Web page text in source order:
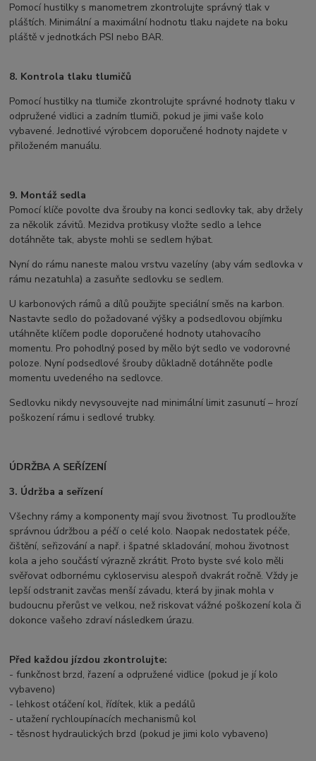
Pomocí hustilky s manometrem zkontrolujte správný tlak v
pláštích. Minimální a maximální hodnotu tlaku najdete na boku
pláště v jednotkách PSI nebo BAR.
8. Kontrola tlaku tlumičů
Pomocí hustilky na tlumiče zkontrolujte správné hodnoty tlaku v
odpružené vidlici a zadním tlumiči, pokud je jimi vaše kolo
vybavené. Jednotlivé výrobcem doporučené hodnoty najdete v
přiloženém manuálu.
9. Montáž sedla
Pomocí klíče povolte dva šrouby na konci sedlovky tak, aby držely
za několik závitů. Mezidva protikusy vložte sedlo a lehce
dotáhněte tak, abyste mohli se sedlem hýbat.
Nyní do rámu naneste malou vrstvu vazelíny (aby vám sedlovka v
rámu nezatuhla) a zasuňte sedlovku se sedlem.
U karbonových rámů a dílů použijte speciální směs na karbon.
Nastavte sedlo do požadované výšky a podsedlovou objímku
utáhněte klíčem podle doporučené hodnoty utahovacího
momentu. Pro pohodlný posed by mělo být sedlo ve vodorovné
poloze. Nyní podsedlové šrouby důkladně dotáhněte podle
momentu uvedeného na sedlovce.
Sedlovku nikdy nevysouvejte nad minimální limit zasunutí – hrozí
poškození rámu i sedlové trubky.
ÚDRŽBA A SEŘÍZENÍ
3. Údržba a seřízení
Všechny rámy a komponenty mají svou životnost. Tu prodloužíte
správnou údržbou a péčí o celé kolo. Naopak nedostatek péče,
čištění, seřizování a např. i špatné skladování, mohou životnost
kola a jeho součástí výrazně zkrátit. Proto byste své kolo měli
svěřovat odbornému cykloservisu alespoň dvakrát ročně. Vždy je
lepší odstranit zavčas menší závadu, která by jinak mohla v
budoucnu přerůst ve velkou, než riskovat vážné poškození kola či
dokonce vašeho zdraví následkem úrazu.
Před každou jízdou zkontrolujte:
- funkčnost brzd, řazení a odpružené vidlice (pokud je jí kolo
vybaveno)
- lehkost otáčení kol, řídítek, klik a pedálů
- utažení rychloupínacích mechanismů kol
- těsnost hydraulických brzd (pokud je jimi kolo vybaveno)